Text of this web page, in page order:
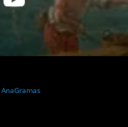
AnaGramas